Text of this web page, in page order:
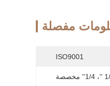
مفصلة
ISO9001
مخصصة